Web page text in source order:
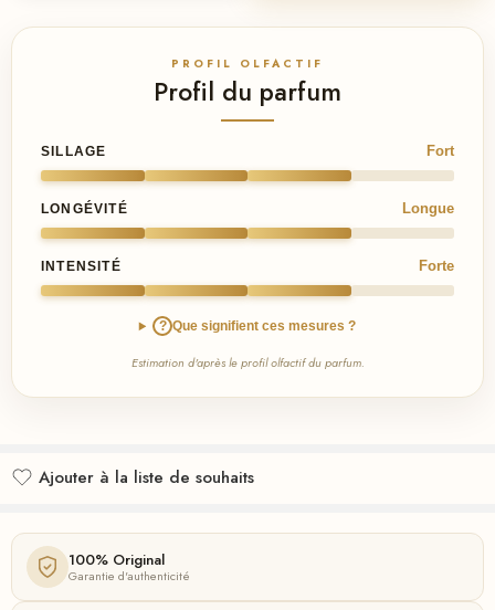
PROFIL OLFACTIF
Profil du parfum
SILLAGE Fort
LONGÉVITÉ Longue
INTENSITÉ Forte
? Que signifient ces mesures ?
Estimation d'après le profil olfactif du parfum.
Ajouter à la liste de souhaits
100% Original
Garantie d'authenticité